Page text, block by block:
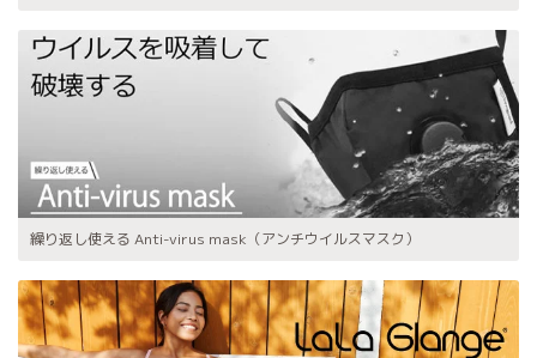
繰り返し使える Anti-virus mask（アンチウイルスマスク）